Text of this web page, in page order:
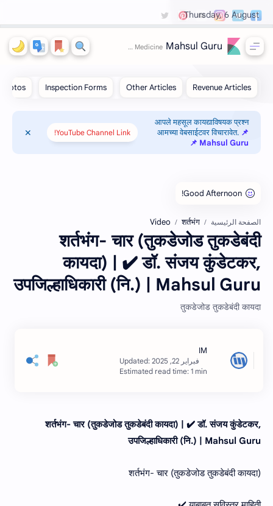
Thursday, 6 August
Mahsul Guru
आपले महसूल कायद्याविषयक प्रश्न
आमच्या वेबसाईटवर विचारावेत. 📌
Mahsul Guru 📌
YouTube Channel Link!
الصفحة الرئيسية Video शर्तभंग
शर्तभंग- चार (तुकडेजोड तुकडेबंदी
कायदा) | ✔️ डॉ. संजय कुंडेटकर,
उपजिल्हाधिकारी (नि.) | Mahsul Guru
तुकडेजोड तुकडेबंदी कायदा
Estimated read time: 1 min
शर्तभंग- चार (तुकडेजोड तुकडेबंदी कायदा) | ✔️ डॉ. संजय कुंडेटकर,
उपजिल्हाधिकारी (नि.) | Mahsul Guru
शर्तभंग- चार (तुकडेजोड तुकडेबंदी कायदा)